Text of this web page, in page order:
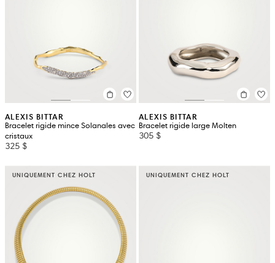
ALEXIS BITTAR
Bracelet rigide mince Solanales avec
cristaux
325 $
ALEXIS BITTAR
Bracelet rigide large Molten
305 $
UNIQUEMENT CHEZ HOLT UNIQUEMENT CHEZ HOLT